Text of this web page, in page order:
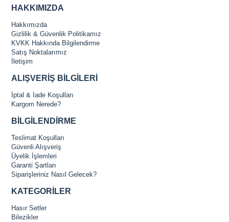
HAKKIMIZDA
Hakkımızda
Gizlilik & Güvenlik Politikamız
KVKK Hakkında Bilgilendirme
Satış Noktalarımız
İletişim
ALIŞVERİŞ BİLGİLERİ
İptal & İade Koşulları
Kargom Nerede?
BİLGİLENDİRME
Teslimat Koşulları
Güvenli Alışveriş
Üyelik İşlemleri
Garanti Şartları
Siparişleriniz Nasıl Gelecek?
KATEGORİLER
Hasır Setler
Bilezikler